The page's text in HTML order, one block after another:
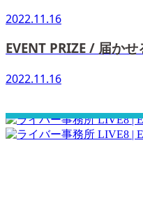
2022.11.16
EVENT PRIZE / 届か
2022.11.16